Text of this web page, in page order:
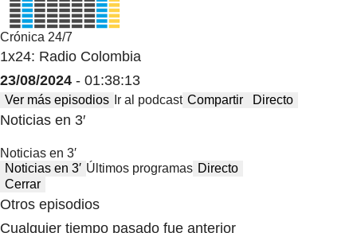
Crónica 24/7
1x24: Radio Colombia
23/08/2024 - 01:38:13
Ver más episodios Ir al podcast Compartir Directo
Noticias en 3′
Noticias en 3′
Noticias en 3′ Últimos programas Directo
Cerrar
Otros episodios
Cualquier tiempo pasado fue anterior